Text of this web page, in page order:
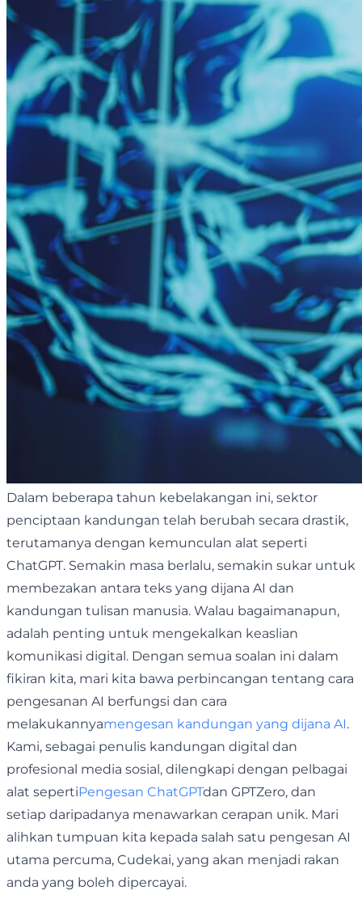
Dalam beberapa tahun kebelakangan ini, sektor
penciptaan kandungan telah berubah secara drastik,
terutamanya dengan kemunculan alat seperti
ChatGPT. Semakin masa berlalu, semakin sukar untuk
membezakan antara teks yang dijana AI dan
kandungan tulisan manusia. Walau bagaimanapun,
adalah penting untuk mengekalkan keaslian
komunikasi digital. Dengan semua soalan ini dalam
fikiran kita, mari kita bawa perbincangan tentang cara
pengesanan AI berfungsi dan cara
melakukannyamengesan kandungan yang dijana AI.
Kami, sebagai penulis kandungan digital dan
profesional media sosial, dilengkapi dengan pelbagai
alat sepertiPengesan ChatGPTdan GPTZero, dan
setiap daripadanya menawarkan cerapan unik. Mari
alihkan tumpuan kita kepada salah satu pengesan AI
utama percuma, Cudekai, yang akan menjadi rakan
anda yang boleh dipercayai.